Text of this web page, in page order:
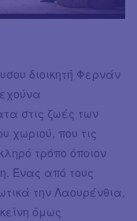
διοικητή Φερνάν
στις ζωές των
χωριού, που τις
τρόπο όποιον
Ένας από τους
την Λαουρένθια,
όμως